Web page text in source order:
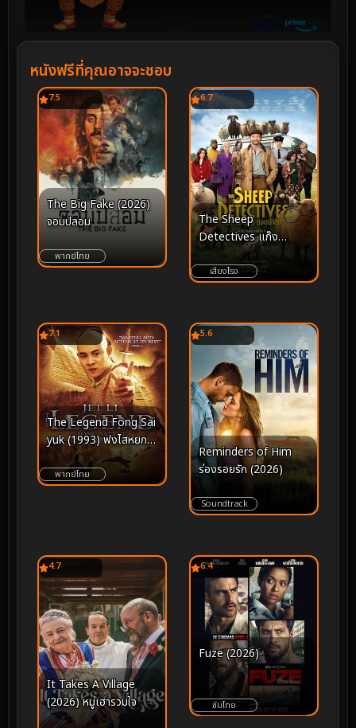
หนังฟรีที่คุณอาจจะชอบ
7.5
The Big Fake (2026)
จอมปลอม
พากย์ไทย
6.7
The Sheep
Detectives แก๊ง
แกะรอย ยอดนักสืบ
(2026)
เสียงโรง
7.1
The Legend Fong Sai
yuk (1993) ฟงไสหยก สู้
บนหัวคน
พากย์ไทย
5.6
Reminders of Him
ร่องรอยรัก (2026)
Soundtrack
4.7
It Takes A Village
(2026) หมู่เฮารวมใจ
6.4
Fuze (2026)
ซับไทย